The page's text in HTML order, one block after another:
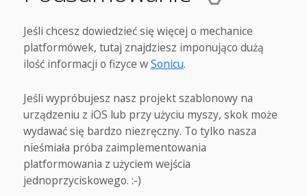
Jeśli chcesz dowiedzieć się więcej o mechanice
platformówek, tutaj znajdziesz imponująco dużą
ilość informacji o fizyce wSonicu.
Jeśli wypróbujesz nasz projekt szablonowy na
urządzeniu z iOS lub przy użyciu myszy, skok może
wydawać się bardzo niezręczny. To tylko nasza
nieśmiała próba zaimplementowania
platformowania z użyciem wejścia
jednoprzyciskowego. :-)